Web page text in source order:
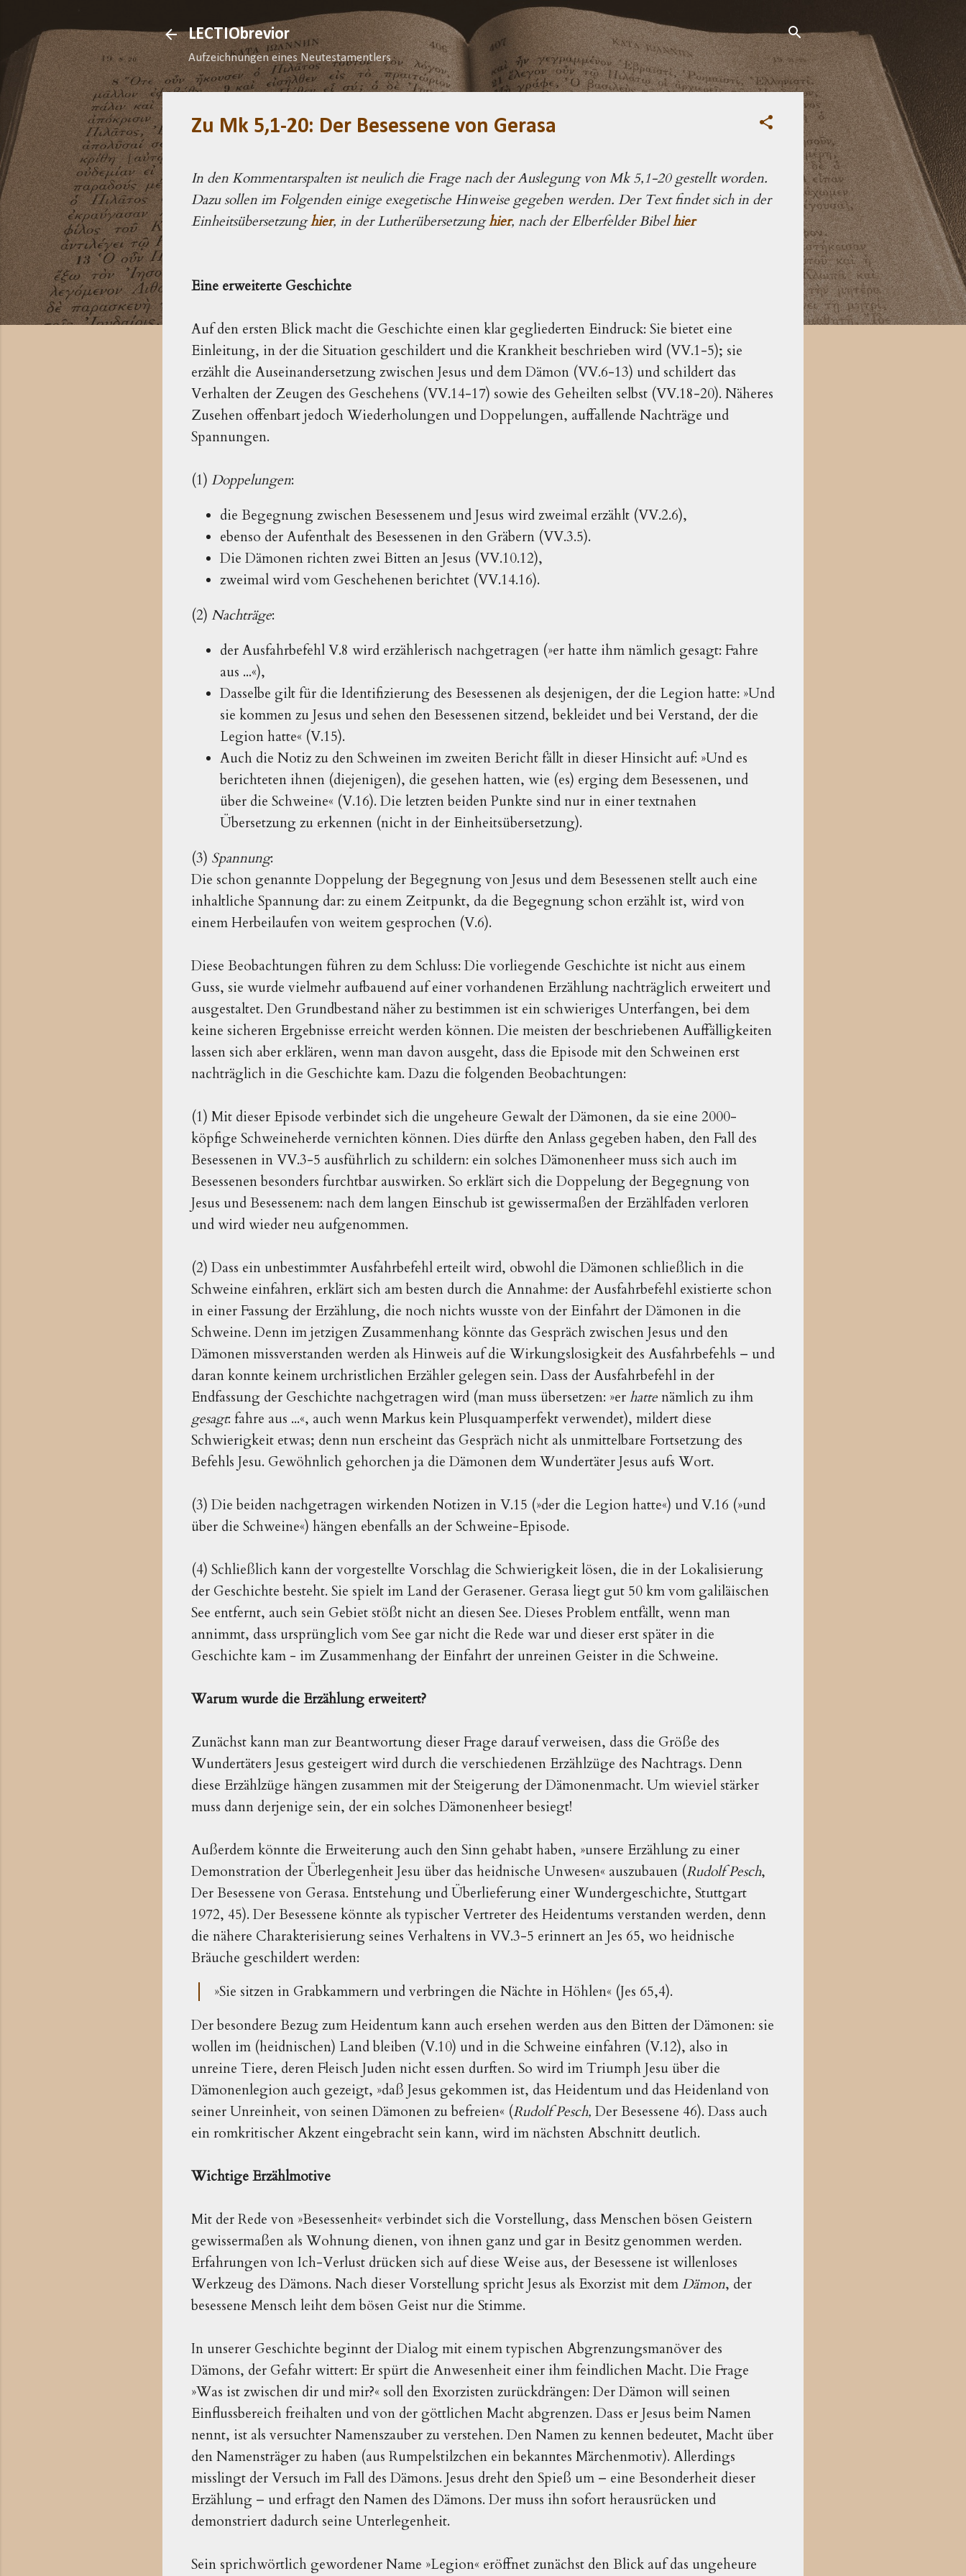
Direkt zum Hauptbereich
LECTIObrevior
Aufzeichnungen eines Neutestamentlers
Zu Mk 5,1-20: Der Besessene von Gerasa
In den Kommentarspalten ist neulich die Frage nach der Auslegung von Mk 5,1-20 gestellt worden.
Dazu sollen im Folgenden einige exegetische Hinweise gegeben werden. Der Text findet sich in der
Einheitsübersetzunghier, in der Lutherübersetzunghier, nach der Elberfelder Bibelhier
Eine erweiterte Geschichte
Auf den ersten Blick macht die Geschichte einen klar gegliederten Eindruck: Sie bietet eine
Einleitung, in der die Situation geschildert und die Krankheit beschrieben wird (VV.1-5); sie
erzählt die Auseinandersetzung zwischen Jesus und dem Dämon (VV.6-13) und schildert das
Verhalten der Zeugen des Geschehens (VV.14-17) sowie des Geheilten selbst (VV.18-20). Näheres
Zusehen offenbart jedoch Wiederholungen und Doppelungen, auffallende Nachträge und
Spannungen.
(1) Doppelungen:
die Begegnung zwischen Besessenem und Jesus wird zweimal erzählt (VV.2.6),
ebenso der Aufenthalt des Besessenen in den Gräbern (VV.3.5).
Die Dämonen richten zwei Bitten an Jesus (VV.10.12),
zweimal wird vom Geschehenen berichtet (VV.14.16).
(2) Nachträge:
der Ausfahrbefehl V.8 wird erzählerisch nachgetragen (»er hatte ihm nämlich gesagt: Fahre
aus ...«),
Dasselbe gilt für die Identifizierung des Besessenen als desjenigen, der die Legion hatte: »Und
sie kommen zu Jesus und sehen den Besessenen sitzend, bekleidet und bei Verstand, der die
Legion hatte« (V.15).
Auch die Notiz zu den Schweinen im zweiten Bericht fällt in dieser Hinsicht auf: »Und es
berichteten ihnen (diejenigen), die gesehen hatten, wie (es) erging dem Besessenen, und
über die Schweine« (V.16). Die letzten beiden Punkte sind nur in einer textnahen
Übersetzung zu erkennen (nicht in der Einheitsübersetzung).
(3) Spannung:
Die schon genannte Doppelung der Begegnung von Jesus und dem Besessenen stellt auch eine
inhaltliche Spannung dar: zu einem Zeitpunkt, da die Begegnung schon erzählt ist, wird von
einem Herbeilaufen von weitem gesprochen (V.6).
Diese Beobachtungen führen zu dem Schluss: Die vorliegende Geschichte ist nicht aus einem
Guss, sie wurde vielmehr aufbauend auf einer vorhandenen Erzählung nachträglich erweitert und
ausgestaltet. Den Grundbestand näher zu bestimmen ist ein schwieriges Unterfangen, bei dem
keine sicheren Ergebnisse erreicht werden können. Die meisten der beschriebenen Auffälligkeiten
lassen sich aber erklären, wenn man davon ausgeht, dass die Episode mit den Schweinen erst
nachträglich in die Geschichte kam. Dazu die folgenden Beobachtungen:
(1) Mit dieser Episode verbindet sich die ungeheure Gewalt der Dämonen, da sie eine 2000-
köpfige Schweineherde vernichten können. Dies dürfte den Anlass gegeben haben, den Fall des
Besessenen in VV.3-5 ausführlich zu schildern: ein solches Dämonenheer muss sich auch im
Besessenen besonders furchtbar auswirken. So erklärt sich die Doppelung der Begegnung von
Jesus und Besessenem: nach dem langen Einschub ist gewissermaßen der Erzählfaden verloren
und wird wieder neu aufgenommen.
(2) Dass ein unbestimmter Ausfahrbefehl erteilt wird, obwohl die Dämonen schließlich in die
Schweine einfahren, erklärt sich am besten durch die Annahme: der Ausfahrbefehl existierte schon
in einer Fassung der Erzählung, die noch nichts wusste von der Einfahrt der Dämonen in die
Schweine. Denn im jetzigen Zusammenhang könnte das Gespräch zwischen Jesus und den
Dämonen missverstanden werden als Hinweis auf die Wirkungslosigkeit des Ausfahrbefehls – und
daran konnte keinem urchristlichen Erzähler gelegen sein. Dass der Ausfahrbefehl in der
Endfassung der Geschichte nachgetragen wird (man muss übersetzen: »erhattenämlich zu ihm
gesagt: fahre aus ...«, auch wenn Markus kein Plusquamperfekt verwendet), mildert diese
Schwierigkeit etwas; denn nun erscheint das Gespräch nicht als unmittelbare Fortsetzung des
Befehls Jesu. Gewöhnlich gehorchen ja die Dämonen dem Wundertäter Jesus aufs Wort.
(3) Die beiden nachgetragen wirkenden Notizen in V.15 (»der die Legion hatte«) und V.16 (»und
über die Schweine«) hängen ebenfalls an der Schweine-Episode.
(4) Schließlich kann der vorgestellte Vorschlag die Schwierigkeit lösen, die in der Lokalisierung
der Geschichte besteht. Sie spielt im Land der Gerasener. Gerasa liegt gut 50 km vom galiläischen
See entfernt, auch sein Gebiet stößt nicht an diesen See. Dieses Problem entfällt, wenn man
annimmt, dass ursprünglich vom See gar nicht die Rede war und dieser erst später in die
Geschichte kam - im Zusammenhang der Einfahrt der unreinen Geister in die Schweine.
Warum wurde die Erzählung erweitert?
Zunächst kann man zur Beantwortung dieser Frage darauf verweisen, dass die Größe des
Wundertäters Jesus gesteigert wird durch die verschiedenen Erzählzüge des Nachtrags. Denn
diese Erzählzüge hängen zusammen mit der Steigerung der Dämonenmacht. Um wieviel stärker
muss dann derjenige sein, der ein solches Dämonenheer besiegt!
Außerdem könnte die Erweiterung auch den Sinn gehabt haben, »unsere Erzählung zu einer
Demonstration der Überlegenheit Jesu über das heidnische Unwesen« auszubauen (Rudolf Pesch,
Der Besessene von Gerasa. Entstehung und Überlieferung einer Wundergeschichte, Stuttgart
1972, 45). Der Besessene könnte als typischer Vertreter des Heidentums verstanden werden, denn
die nähere Charakterisierung seines Verhaltens in VV.3-5 erinnert an Jes 65, wo heidnische
Bräuche geschildert werden:
»Sie sitzen in Grabkammern und verbringen die Nächte in Höhlen« (Jes 65,4).
Der besondere Bezug zum Heidentum kann auch ersehen werden aus den Bitten der Dämonen: sie
wollen im (heidnischen) Land bleiben (V.10) und in die Schweine einfahren (V.12), also in
unreine Tiere, deren Fleisch Juden nicht essen durften. So wird im Triumph Jesu über die
Dämonenlegion auch gezeigt, »daß Jesus gekommen ist, das Heidentum und das Heidenland von
seiner Unreinheit, von seinen Dämonen zu befreien« (Rudolf Pesch, Der Besessene 46). Dass auch
ein romkritischer Akzent eingebracht sein kann, wird im nächsten Abschnitt deutlich.
Wichtige Erzählmotive
Mit der Rede von »Besessenheit« verbindet sich die Vorstellung, dass Menschen bösen Geistern
gewissermaßen als Wohnung dienen, von ihnen ganz und gar in Besitz genommen werden.
Erfahrungen von Ich-Verlust drücken sich auf diese Weise aus, der Besessene ist willenloses
Werkzeug des Dämons. Nach dieser Vorstellung spricht Jesus als Exorzist mit demDämon, der
besessene Mensch leiht dem bösen Geist nur die Stimme.
In unserer Geschichte beginnt der Dialog mit einem typischen Abgrenzungsmanöver des
Dämons, der Gefahr wittert: Er spürt die Anwesenheit einer ihm feindlichen Macht. Die Frage
»Was ist zwischen dir und mir?« soll den Exorzisten zurückdrängen: Der Dämon will seinen
Einflussbereich freihalten und von der göttlichen Macht abgrenzen. Dass er Jesus beim Namen
nennt, ist als versuchter Namenszauber zu verstehen. Den Namen zu kennen bedeutet, Macht über
den Namensträger zu haben (aus Rumpelstilzchen ein bekanntes Märchenmotiv). Allerdings
misslingt der Versuch im Fall des Dämons. Jesus dreht den Spieß um – eine Besonderheit dieser
Erzählung – und erfragt den Namen des Dämons. Der muss ihn sofort herausrücken und
demonstriert dadurch seine Unterlegenheit.
Sein sprichwörtlich gewordener Name »Legion« eröffnet zunächst den Blick auf das ungeheure